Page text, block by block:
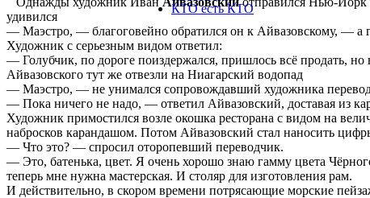
КТО есть КТО
удивился
— Маэстро, — благоговейно обратился он к Айвазовскому, — а
Художник с серьезным видом ответил:
— Голубчик, по дороге поиздержался, пришлось всё продать,
Айвазовского тут же отвезли на Ниагарский водопад
— Маэстро, — не унимался сопровождавший художника
— Пока ничего не надо, — ответил Айвазовский, доставая из
Художник примостился возле окошка ресторана с видом на
набросков карандашом. Потом Айвазовский стал наносить
— Что это? — спросил оторопевший переводчик.
— Это, батенька, цвет. Я очень хорошо знаю гамму цвета
теперь мне нужна мастерская. И столяр для изготовления рам.
И действительно, в скором времени потрясающие морские